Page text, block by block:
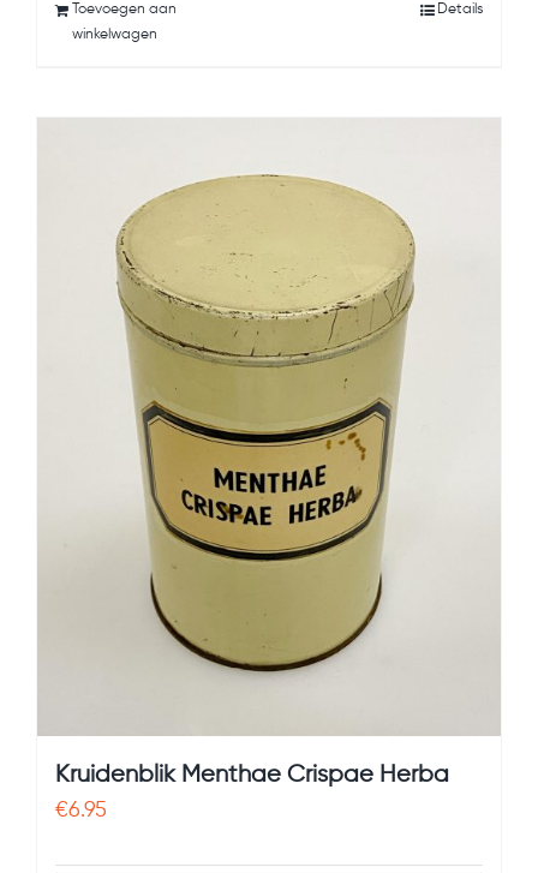
Toevoegen aan
winkelwagen
Details
Kruidenblik Menthae Crispae Herba
€6.95